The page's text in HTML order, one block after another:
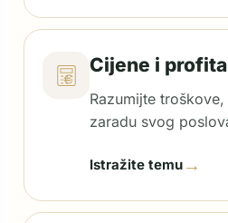
Cijene i
Razumijte
zaradu svog
Istražite temu →